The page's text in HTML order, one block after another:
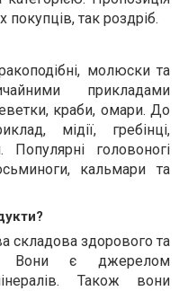
так роздріб.
молюски та
прикладами
краби, омари. До
мідії, гребінці,
Популярні головоногі
кальмари та
складова здорового та
Вони є джерелом
Також вони